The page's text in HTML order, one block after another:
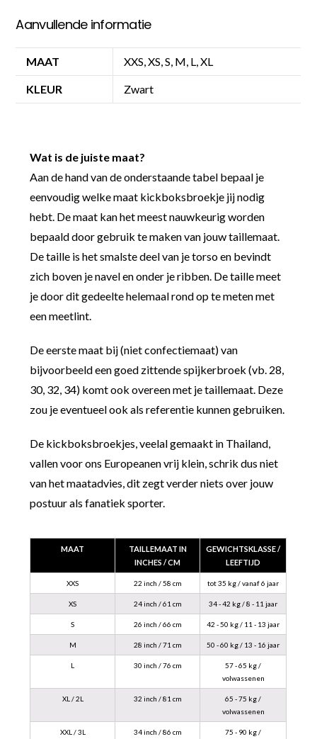
Aanvullende informatie
MAAT XXS, XS, S, M, L, XL
KLEUR Zwart
Wat is de juiste maat?
Aan de hand van de onderstaande tabel bepaal je
eenvoudig welke maat kickboksbroekje jij nodig
hebt. De maat kan het meest nauwkeurig worden
bepaald door gebruik te maken van jouw taillemaat.
De taille is het smalste deel van je torso en bevindt
zich boven je navel en onder je ribben. De taille meet
je door dit gedeelte helemaal rond op te meten met
een meetlint.
De eerste maat bij (niet confectiemaat) van
bijvoorbeeld een goed zittende spijkerbroek (vb. 28,
30, 32, 34) komt ook overeen met je taillemaat. Deze
zou je eventueel ook als referentie kunnen gebruiken.
De kickboksbroekjes, veelal gemaakt in Thailand,
vallen voor ons Europeanen vrij klein, schrik dus niet
van het maatadvies, dit zegt verder niets over jouw
postuur als fanatiek sporter.
MAAT
TAILLEMAAT IN
INCHES / CM
GEWICHTSKLASSE /
LEEFTIJD
XXS 22 inch / 58 cm tot 35 kg / vanaf 6 jaar
XS 24 inch / 61 cm 34 - 42 kg / 8 - 11 jaar
S 26 inch / 66 cm 42 - 50 kg / 11 - 13 jaar
M 28 inch / 71 cm 50 - 60 kg / 13 - 16 jaar
L 30 inch / 76 cm
57 - 65 kg /
volwassenen
XL / 2L 32 inch / 81 cm
65 - 75 kg /
volwassenen
XXL / 3L 34 inch / 86 cm
75 - 90 kg /